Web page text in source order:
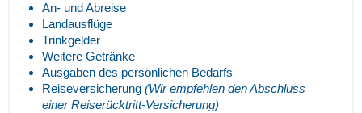
An- und Abreise
Landausflüge
Trinkgelder
Weitere Getränke
Ausgaben des persönlichen Bedarfs
Reiseversicherung (Wir empfehlen den Abschluss
einer Reiserücktritt-Versicherung)